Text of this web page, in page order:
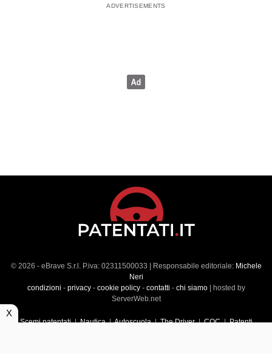
© 2026 - eBrave S.r.l. P.iva: 02311500033 | Responsabile editoriale: Michele
Neri
condizioni - privacy- cookie policy- contatti - chi siamo| hosted by
ServerWeb.net
Scemi patentati|Nautica|Autoscuola|The Driver|CQC|Patenti
X